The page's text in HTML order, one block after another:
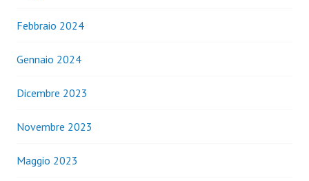
Febbraio 2024
Gennaio 2024
Dicembre 2023
Novembre 2023
Maggio 2023